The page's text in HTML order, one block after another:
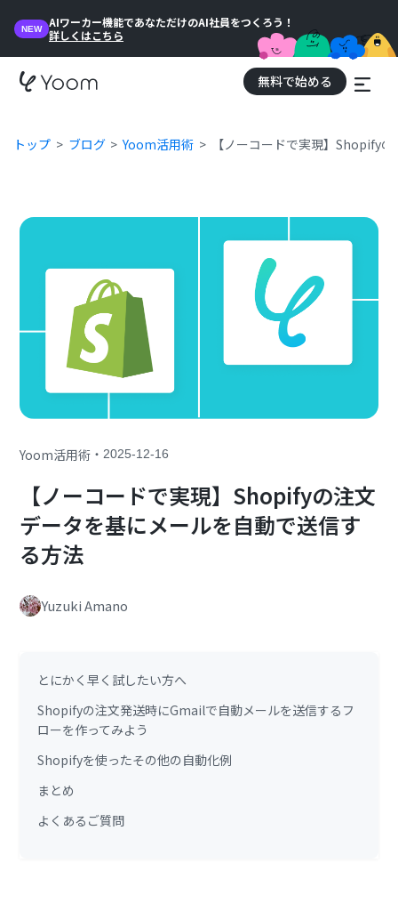
NEW
AIワーカー機能であなただけのAI社員をつくろう！
詳しくはこちら
無料で始める
トップ ブログ Yoom活用術 【ノーコードで実現】Shopify
Yoom活用術 ・2025-12-16
【ノーコードで実現】Shopifyの注文
データを基にメールを自動で送信す
る方法
Yuzuki Amano
とにかく早く試したい方へ
Shopifyの注文発送時にGmailで自動メールを送信するフ
ローを作ってみよう
Shopifyを使ったその他の自動化例
まとめ
よくあるご質問